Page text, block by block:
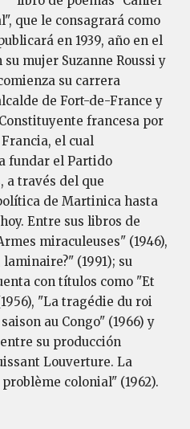
que le consagrará como
en 1939, año en el
mujer Suzanne Roussi y
su carrera
de Fort-de-France y
francesa por
el cual
fundar el Partido
a través del que
de Martinica hasta
Entre sus libros de
miraculeuses" (1946),
(1991); su
con títulos como "Et
"La tragédie du roi
au Congo" (1966) y
su producción
Louverture. La
colonial" (1962).